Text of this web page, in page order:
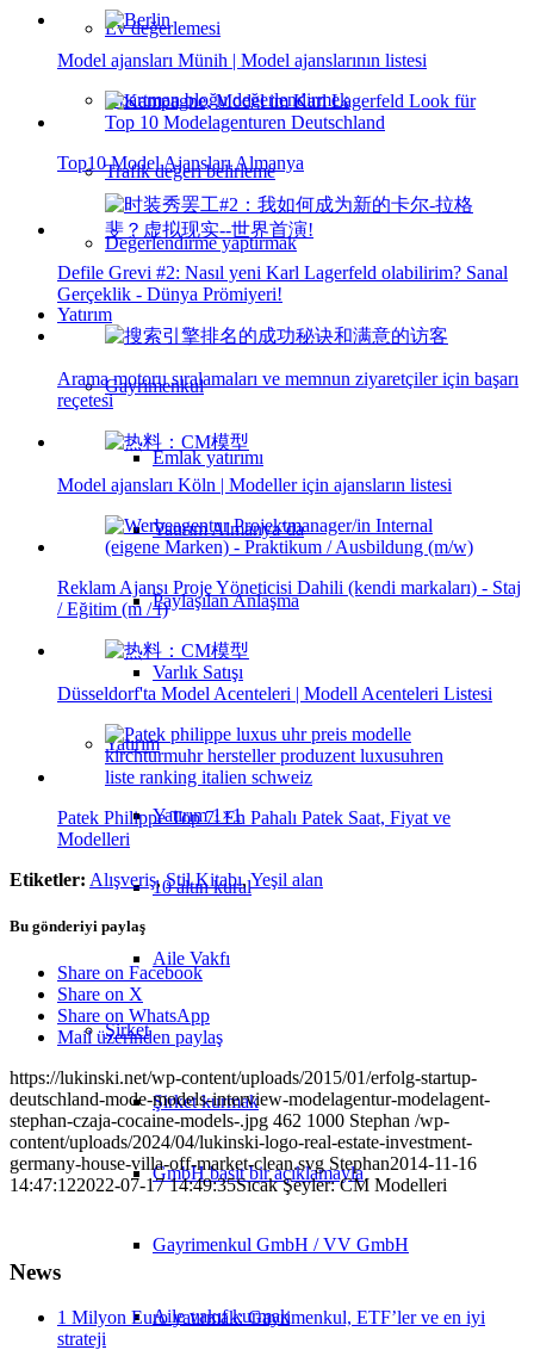
Ev değerlemesi
Apartman bloğu değerlendirmek
Trafik değeri belirleme
Değerlendirme yaptırmak
Yatırım
Gayrimenkul
Emlak yatırımı
Yatırım Almanya’da
Paylaşılan Anlaşma
Varlık Satışı
Yatırım
Yatırım 1×1
10 altın kural
Aile Vakfı
Şirket
Şirket kurmak
GmbH basit bir açıklamayla
Gayrimenkul GmbH / VV GmbH
Aile vakıf kurmak
Model ajansları Münih | Model ajanslarının listesi
Top10 Model Ajansları Almanya
Defile Grevi #2: Nasıl yeni Karl Lagerfeld olabilirim? Sanal
Gerçeklik - Dünya Prömiyeri!
Arama motoru sıralamaları ve memnun ziyaretçiler için başarı
reçetesi
Model ajansları Köln | Modeller için ajansların listesi
Reklam Ajansı Proje Yöneticisi Dahili (kendi markaları) - Staj
/ Eğitim (m / f)
Düsseldorf'ta Model Acenteleri | Modell Acenteleri Listesi
Patek Philippe Top 7: En Pahalı Patek Saat, Fiyat ve
Modelleri
Etiketler: Alışveriş,Stil Kitabı,Yeşil alan
Bu gönderiyi paylaş
Share on Facebook
Share on X
Share on WhatsApp
Mail üzerinden paylaş
https://lukinski.net/wp-content/uploads/2015/01/erfolg-startup-
deutschland-mode-models-interview-modelagentur-modelagent-
stephan-czaja-cocaine-models-.jpg 462 1000 Stephan /wp-
content/uploads/2024/04/lukinski-logo-real-estate-investment-
germany-house-villa-off-market-clean.svg Stephan2014-11-16
14:47:122022-07-17 14:49:35Sıcak Şeyler: CM Modelleri
News
1 Milyon Euro yatırmak: Gayrimenkul, ETF’ler ve en iyi
strateji